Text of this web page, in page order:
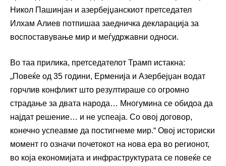
Никол Пашинјан и азербејџанскиот претседател
Илхам Алиев потпишаа заедничка декларација за
воспоставување мир и меѓудржавни односи.
Во таа прилика, претседателот Трамп истакна:
„Повеќе од 35 години, Ерменија и Азербејџан водат
горчлив конфликт што резултираше со огромно
страдање за двата народа… Многумина се обидоа да
најдат решение… и не успеаја. Со овој договор,
конечно успеавме да постигнеме мир.“ Овој историски
момент го означи почетокот на нова ера во регионот,
во која економијата и инфраструктурата се повеќе се